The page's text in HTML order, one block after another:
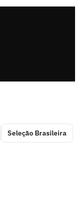
Seleção Brasileira